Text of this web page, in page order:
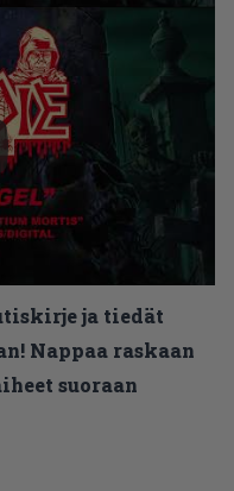
ja tiedät
Nappaa raskaan
suoraan